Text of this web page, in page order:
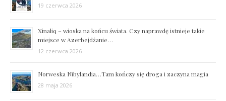
19 czerwca 2026
Xinaliq – wioska na końcu świata. Czy naprawdę istnieje takie
miejsce w Azerbejdżanie…
12 czerwca 2026
Norweska Nibylandia…Tam kończy się droga i zaczyna magia
28 maja 2026